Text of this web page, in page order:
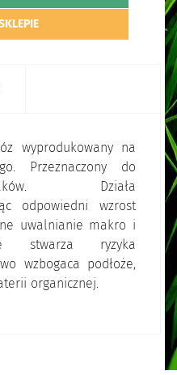
wyprodukowany na
Przeznaczony do
Działa
odpowiedni wzrost
uwalnianie makro i
stwarza ryzyka
wzbogaca podłoże,
organicznej.